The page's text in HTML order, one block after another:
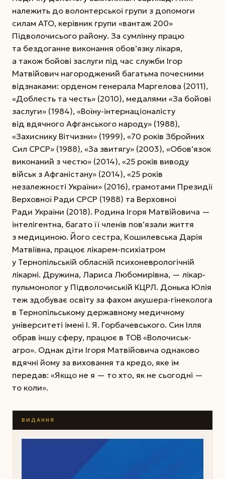
належить до волонтерської групи з допомоги
силам АТО, керівник групи «вантаж 200»
Підволочисього району. За сумлінну працю
та бездоганне виконання обов’язку лікаря,
а також бойові заслуги під час служби Ігор
Матвійович нагороджений багатьма почесними
відзнаками: орденом генерала Маргелова (2011),
«Доблесть та честь» (2010), медалями «За бойові
заслуги» (1984), «Воїну-інтернаціоналісту
від вдячного Афганського народу» (1988),
«Захиснику Вітчизни» (1999), «70 років Збройних
Сил СРСР» (1988), «За звитягу» (2003), «Обов’язок
виконаний з честю» (2014), «25 років виводу
військ з Афганістану» (2014), «25 років
незалежності України» (2016), грамотами Президії
Верховної Ради СРСР (1988) та Верховної
Ради України (2018). Родина Ігоря Матвійовича —
інтелігентна, багато її членів пов’язали життя
з медициною. Його сестра, Кошилевська Дарія
Матвіївна, працює лікарем-психіатром
у Тернопільській обласній психоневрологічній
лікарні. Дружина, Лариса Любомирівна, — лікар-
пульмонолог у Підволочиській КЦРЛ. Донька Юлія
теж здобуває освіту за фахом акушера-гінеколога
в Тернопільському державному медичному
університеті імені І. Я. Горбачевського. Син Ілля
обрав іншу сферу, працює в ТОВ «Волочиськ-
агро». Однак діти Ігоря Матвійовича однаково
вдячні йому за виховання та кредо, яке їм
передав: «Якщо не я — то хто, як не сьогодні —
то коли».
ВИДАННЯ